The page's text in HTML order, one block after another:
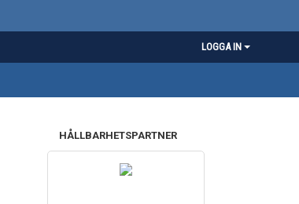
LOGGA IN
HÅLLBARHETSPARTNER